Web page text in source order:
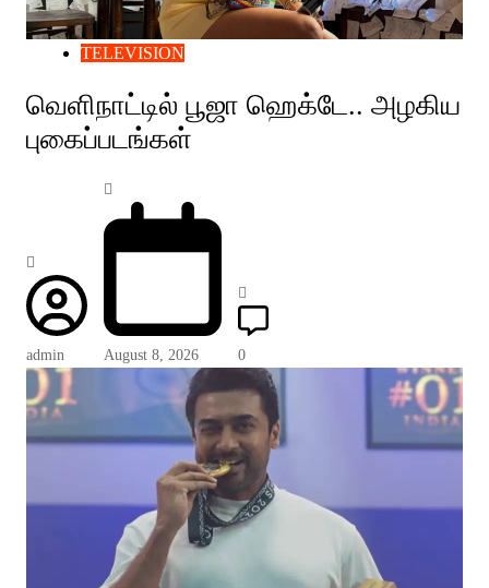
TELEVISION
வெளிநாட்டில் பூஜா ஹெக்டே.. அழகிய
புகைப்படங்கள்
admin August 8, 2026 0